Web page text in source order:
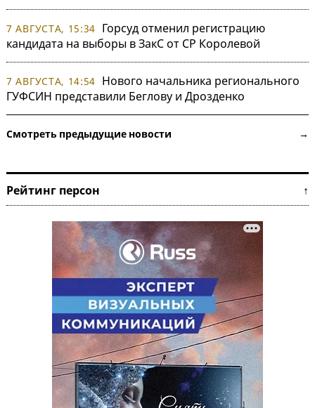
7 АВГУСТА, 15:34 Горсуд отменил регистрацию
кандидата на выборы в ЗакС от СР Королевой
7 АВГУСТА, 14:54 Нового начальника регионального
ГУФСИН представили Беглову и Дрозденко
Смотреть предыдущие новости →
Рейтинг персон ↑